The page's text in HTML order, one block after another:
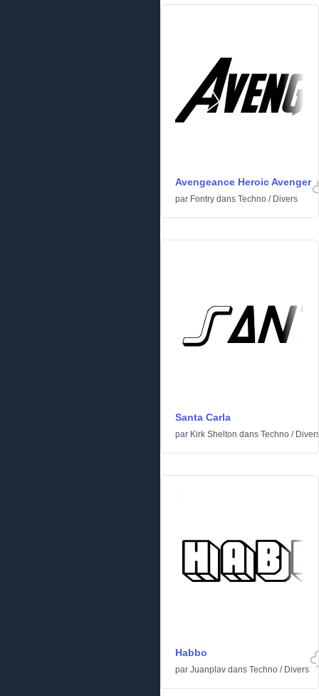
Avengeance Heroic Avenger
par Fontry dans Techno / Divers
Santa Carla
par Kirk Shelton dans Techno /
Habbo
par Juanplav dans Techno / Divers